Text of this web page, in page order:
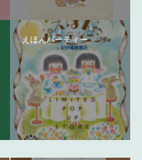
えほんパーティー